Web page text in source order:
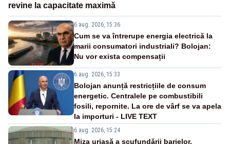
revine la capacitate maximă
6 aug. 2026, 15:36
Cum se va întrerupe energia electrică la
marii consumatori industriali? Bolojan:
Nu vor exista compensații
6 aug. 2026, 15:33
Bolojan anunță restricțiile de consum
energetic. Centralele pe combustibili
fosili, repornite. La ore de vârf se va apela
la importuri - LIVE TEXT
6 aug. 2026, 15:24
Miza uriașă a scufundării barjelor.